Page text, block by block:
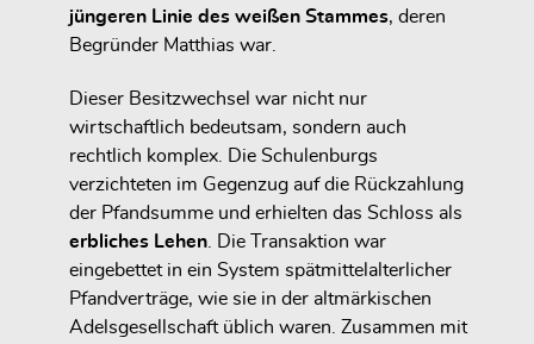
jüngeren Linie des weißen Stammes, deren
Begründer Matthias war.
Dieser Besitzwechsel war nicht nur
wirtschaftlich bedeutsam, sondern auch
rechtlich komplex. Die Schulenburgs
verzichteten im Gegenzug auf die Rückzahlung
der Pfandsumme und erhielten das Schloss als
erbliches Lehen . Die Transaktion war
eingebettet in ein System spätmittelalterlicher
Pfandverträge, wie sie in der altmärkischen
Adelsgesellschaft üblich waren. Zusammen mit